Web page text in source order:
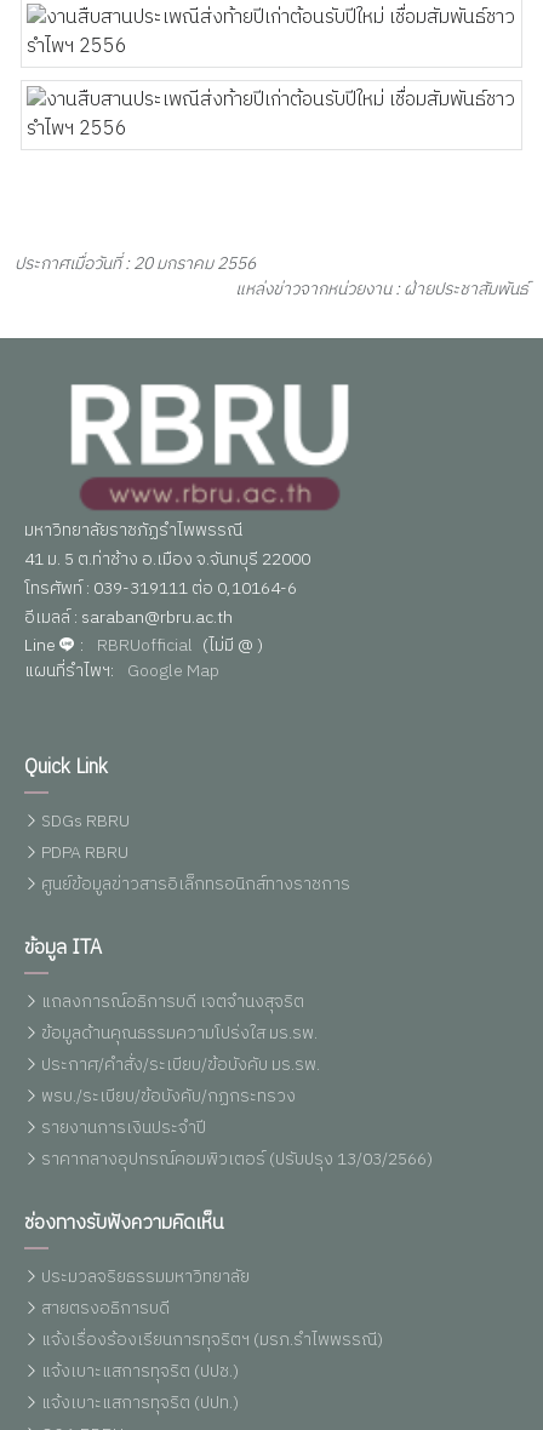
ประกาศเมื่อวันที่ : 20 มกราคม 2556
แหล่งข่าวจากหน่วยงาน : ฝ่ายประชาสัมพันธ์
มหาวิทยาลัยราชภัฏรำไพพรรณี
41 ม. 5 ต.ท่าช้าง อ.เมือง จ.จันทบุรี 22000
โทรศัพท์ : 039-319111 ต่อ 0,10164-6
อีเมลล์ : saraban@rbru.ac.th
Line
: RBRUofficial (ไม่มี @ )
แผนที่รำไพฯ: Google Map
Quick Link
SDGs RBRU
PDPA RBRU
ศูนย์ข้อมูลข่าวสารอิเล็กทรอนิกส์ทางราชการ
ข้อมูล ITA
แถลงการณ์อธิการบดี เจตจำนงสุจริต
ข้อมูลด้านคุณธรรมความโปร่งใส มร.รพ.
ประกาศ/คำสั่ง/ระเบียบ/ข้อบังคับ มร.รพ.
พรบ./ระเบียบ/ข้อบังคับ/กฏกระทรวง
รายงานการเงินประจำปี
ราคากลางอุปกรณ์คอมพิวเตอร์ (ปรับปรุง 13/03/2566)
ช่องทางรับฟังความคิดเห็น
ประมวลจริยธรรมมหาวิทยาลัย
สายตรงอธิการบดี
แจ้งเรื่องร้องเรียนการทุจริตฯ (มรภ.รำไพพรรณี)
แจ้งเบาะแสการทุจริต (ปปช.)
แจ้งเบาะแสการทุจริต (ปปท.)